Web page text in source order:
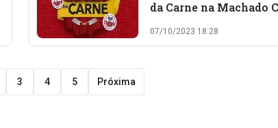
da Carne na Machado
07/10/2023 18:28
3 4 5 Próxima